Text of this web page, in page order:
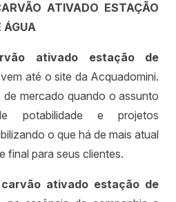
ATIVADO ESTAÇÃO
ÁGUA
ativado estação de
até o site da Acquadomini.
mercado quando o assunto
potabilidade e projetos
o que há de mais atual
final para seus clientes.
carvão ativado estação de